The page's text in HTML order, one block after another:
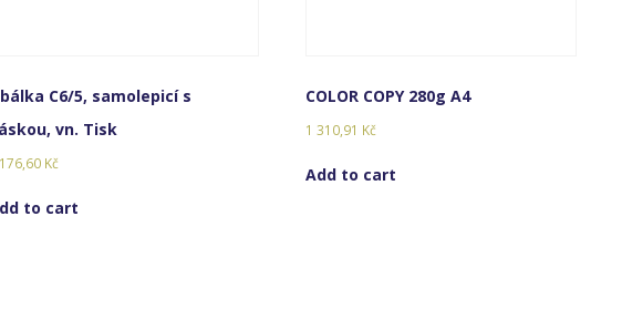
C6/5, samolepicí s
vn. Tisk
Kč
to cart
COLOR COPY 280g A4
1 310,91 Kč
Add to cart